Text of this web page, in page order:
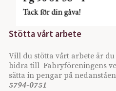
Stötta vårt arbete
Vill du stötta vårt arbete är
bidra till Fabryföreningens
sätta in pengar på
5794-0751